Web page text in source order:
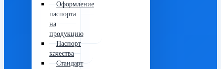
Оформление
паспорта
на
продукцию
Паспорт
качества
Стандарт